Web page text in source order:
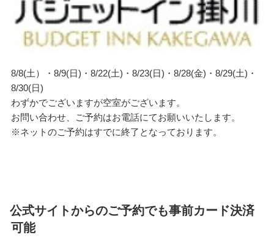
8/8(土）・8/9(日)・8/22(土)・8/23(日)・8/28(金)・8/29(土)・
8/30(日)
わずかでございますが空室がございます。
お問い合わせ、ご予約はお電話にてお願いいたします。
※ネットのご予約はすでに終了となっております。
公式サイトからのご予約でも事前カード決済
可能